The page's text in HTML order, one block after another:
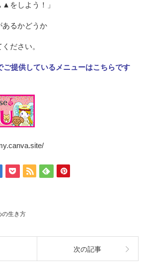
をしよう！」
あるかどうか
ださい。
ご提供しているメニューはこちらです
の生き方
次の記事